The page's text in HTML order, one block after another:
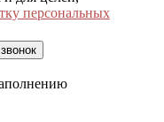
персональных